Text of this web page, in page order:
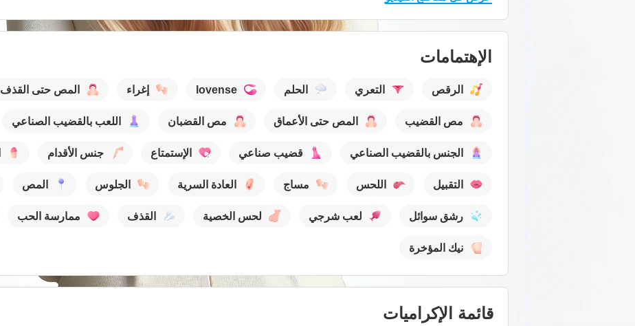
الإهتمامات
الرقص التعري الحلم lovense إغراء المص حتى القذف
مص القضيب المص حتى الأعماق مص القضبان اللعب بالقضيب الصناعي
الجنس بالقضيب الصناعي قضيب صناعي الإستمتاع جنس الأقدام
التقبيل اللحس مساج العادة السرية الجلوس المص
رشق سوائل لعب شرجي لحس الخصية القذف ممارسة الحب
نيك المؤخرة
قائمة الإكراميات